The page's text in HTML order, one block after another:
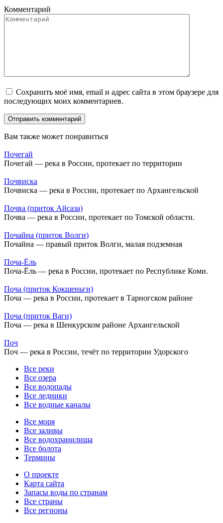
Комментарий
Сохранить моё имя, email и адрес сайта в этом браузере для
последующих моих комментариев.
Вам также может понравиться
Почегай
Почегай — река в России, протекает по территории
Почвиска
Почвиска — река в России, протекает по Архангельской
Почва (приток Айсаза)
Почва — река в России, протекает по Томской области.
Почайна (приток Волги)
Почайна — правый приток Волги, малая подземная
Поча-Ёль
Поча-Ёль — река в России, протекает по Республике Коми.
Поча (приток Кокшеньги)
Поча — река в России, протекает в Тарногском районе
Поча (приток Ваги)
Поча — река в Шенкурском районе Архангельской
Поч
Поч — река в России, течёт по территории Удорского
Все реки
Все озера
Все водопады
Все ледники
Все водные каналы
Все моря
Все заливы
Все водохранилища
Все болота
Термины
О проекте
Карта сайта
Запасы воды по странам
Все страны
Все регионы